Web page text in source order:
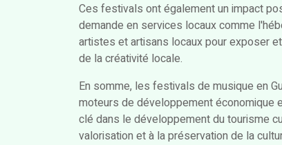
Ces festivals ont également un impact
demande en services locaux comme
artistes et artisans locaux pour exposer
de la créativité locale.
En somme, les festivals de musique en
moteurs de développement économique
clé dans le développement du tourisme
valorisation et à la préservation de la